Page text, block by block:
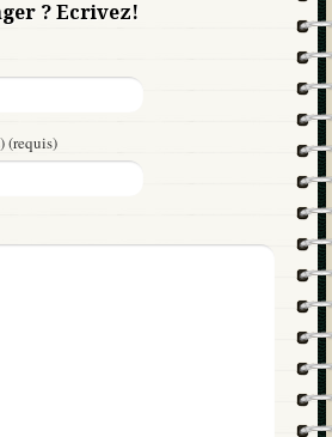
? Ecrivez!
(requis)